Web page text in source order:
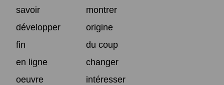
savoir
montrer
développer
origine
fin
du coup
en ligne
changer
oeuvre
intéresser